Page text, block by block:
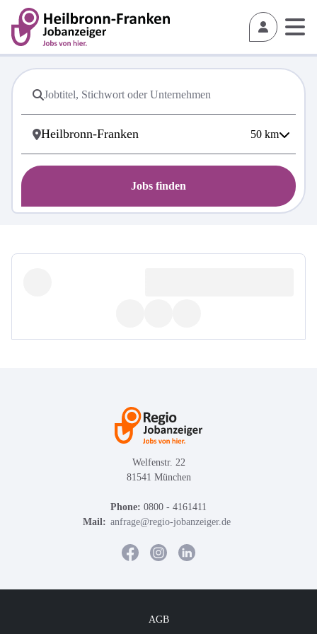
50 km
Jobs finden
Welfenstr. 22
81541 München
Phone: 0800 - 4161411
Mail: anfrage@regio-jobanzeiger.de
AGB